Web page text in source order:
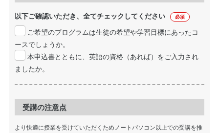
以下ご確認いただき、全てチェックしてください 必須
ご希望のプログラムは生徒の希望や学習目標にあったコ
ースでしょうか。
本申込書とともに、英語の資格（あれば）をご入力され
ましたか。
受講の注意点
より快適に授業を受けていただくためノートパソコン以上での受講を推